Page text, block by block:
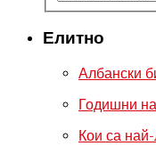
Елитно
Албански
Годишни
Кои са